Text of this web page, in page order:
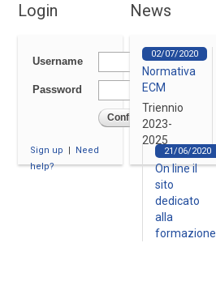
Login
Username
Password
Confirm
Sign up
Need
help?
News
02/07/2020
Normativa
ECM
Triennio
2023-
2025
21/06/2020
On line il
sito
dedicato
alla
formazione